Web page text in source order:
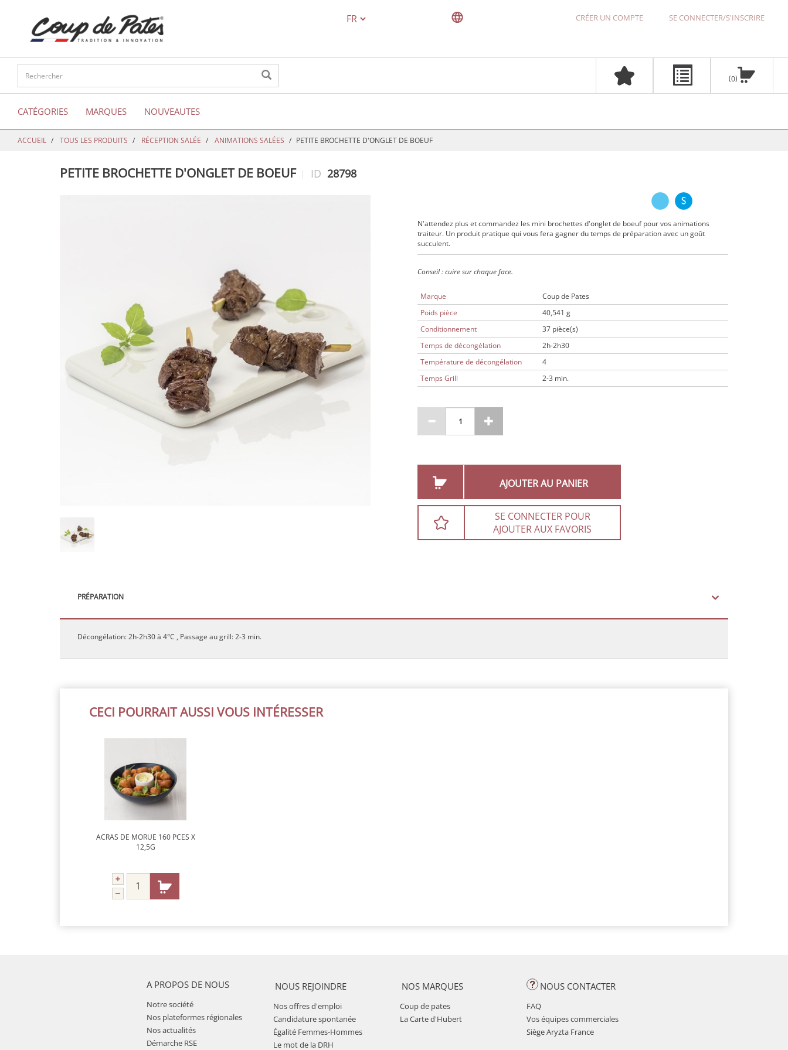
TEXT.LANGUAGE CRÉER UN COMPTE SE CONNECTER/S'INSCRIRE
0
CATÉGORIES MARQUES NOUVEAUTES
ACCUEIL TOUS LES PRODUITS RÉCEPTION SALÉE ANIMATIONS SALÉES PETITE BROCHETTE D'ONGLET DE BOEUF
PETITE BROCHETTE D'ONGLET DE BOEUF ID 28798
N'attendez plus et commandez les mini brochettes d'onglet de boeuf pour vos animations
traiteur. Un produit pratique qui vous fera gagner du temps de préparation avec un goût
succulent.
Conseil : cuire sur chaque face.
Marque
Coup de Pates
Poids pièce
40,541 g
Conditionnement
37 pièce(s)
Temps de décongélation
2h-2h30
Température de décongélation
4
Temps Grill
2-3 min.
AJOUTER AU PANIER
SE CONNECTER POUR
AJOUTER AUX FAVORIS
PRÉPARATION
Décongélation: 2h-2h30 à 4°C , Passage au grill: 2-3 min.
CECI POURRAIT AUSSI VOUS INTÉRESSER
ACRAS DE MORUE 160 PCES X
12,5G
A PROPOS DE NOUS
Notre société
Nos plateformes régionales
Nos actualités
Démarche RSE
NOUS REJOINDRE
Nos offres d'emploi
Candidature spontanée
Égalité Femmes-Hommes
Le mot de la DRH
NOS MARQUES
Coup de pates
La Carte d'Hubert
NOUS CONTACTER
FAQ
Vos équipes commerciales
Siège Aryzta France